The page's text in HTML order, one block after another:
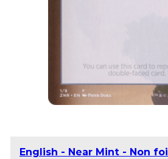
English - Near Mint - Non foil